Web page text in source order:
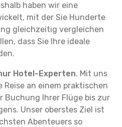
haben wir eine
mit der Sie Hunderte
gleichzeitig vergleichen
dass Sie Ihre ideale
Hotel-Experten. Mit uns
Reise an einem praktischen
Buchung Ihrer Flüge bis zur
Unser oberstes Ziel ist
Abenteuers so